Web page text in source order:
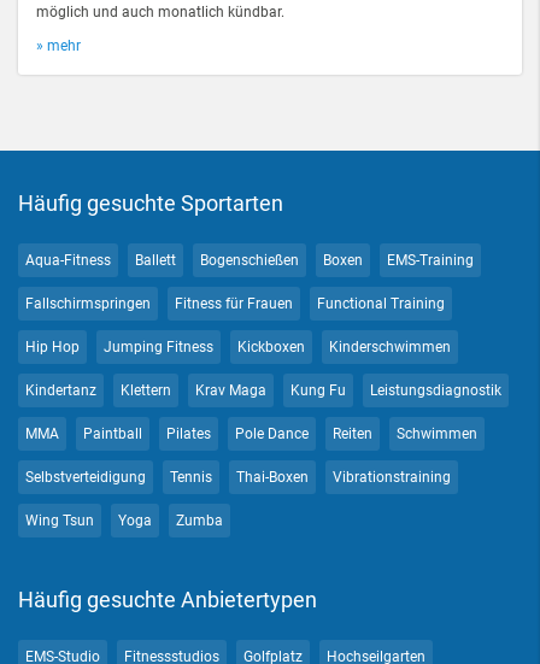
möglich und auch monatlich kündbar.
» mehr
Häufig gesuchte Sportarten
Aqua-Fitness Ballett Bogenschießen Boxen EMS-Training
Fallschirmspringen Fitness für Frauen Functional Training
Hip Hop Jumping Fitness Kickboxen Kinderschwimmen
Kindertanz Klettern Krav Maga Kung Fu Leistungsdiagnostik
MMA Paintball Pilates Pole Dance Reiten Schwimmen
Selbstverteidigung Tennis Thai-Boxen Vibrationstraining
Wing Tsun Yoga Zumba
Häufig gesuchte Anbietertypen
EMS-Studio Fitnessstudios Golfplatz Hochseilgarten